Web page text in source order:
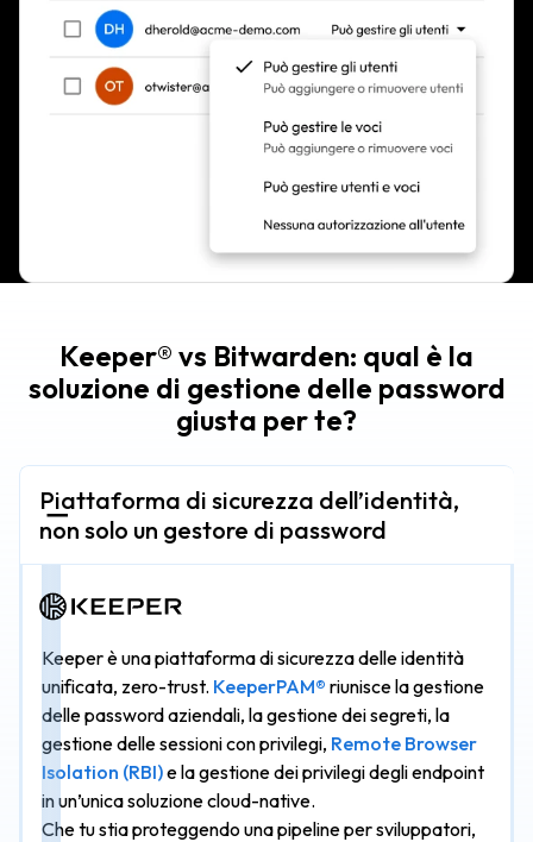
Keeper® vs Bitwarden: qual è la
soluzione di gestione delle password
giusta per te?
Piattaforma di sicurezza dell’identità,
non solo un gestore di password
Keeper è una piattaforma di sicurezza delle identità
unificata, zero-trust. KeeperPAM® riunisce la gestione
delle password aziendali, la gestione dei segreti, la
gestione delle sessioni con privilegi, Remote Browser
Isolation (RBI)e la gestione dei privilegi degli endpoint
in un’unica soluzione cloud-native.
Che tu stia proteggendo una pipeline per sviluppatori,